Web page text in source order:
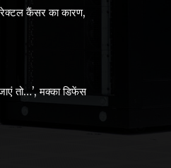
कैंसर का कारण,
तो…’, मक्का डिफेंस